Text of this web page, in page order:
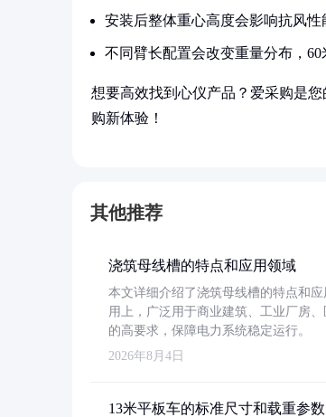
安装后整体重心高度会影响抗风性
不同臂长配置会改变重量分布，
想要高效找到心仪产品？爱采购是
购新体验！
其他推荐
浇筑母线槽的特点和应用领域
本文详细介绍了浇筑母线槽的特点和
用上，广泛用于商业建筑、工业厂房
的高要求，保障电力系统稳定运行。
2026年8月4日
13米平板车的标准尺寸和载重参数